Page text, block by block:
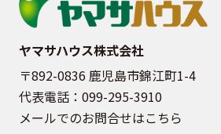
ヤマサハウス株式会社
〒892-0836 鹿児島市錦江町1-4
代表電話： 099-295-3910
メールでのお問合せはこちら